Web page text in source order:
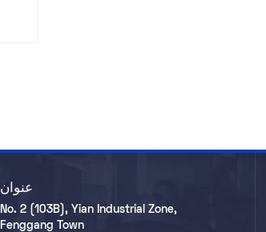
عنوان
No. 2 (103B), Yian Industrial Zone,
Fenggang Town